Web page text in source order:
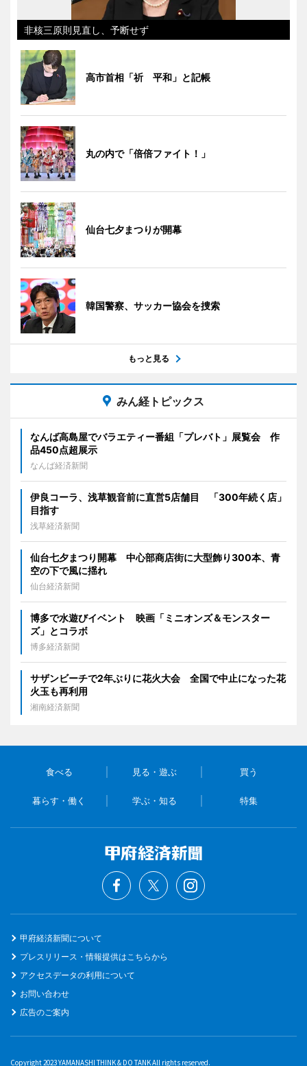
非核三原則見直し、予断せず
高市首相「祈 平和」と記帳
丸の内で「倍倍ファイト！」
仙台七夕まつりが開幕
韓国警察、サッカー協会を捜索
もっと見る
みん経トピックス
なんば高島屋でバラエティー番組「プレバト」展覧会 作
品450点超展示
なんば経済新聞
伊良コーラ、浅草観音前に直営5店舗目 「300年続く店」
目指す
浅草経済新聞
仙台七夕まつり開幕 中心部商店街に大型飾り300本、青
空の下で風に揺れ
仙台経済新聞
博多で水遊びイベント 映画「ミニオンズ＆モンスター
ズ」とコラボ
博多経済新聞
サザンビーチで2年ぶりに花火大会 全国で中止になった花
火玉も再利用
湘南経済新聞
食べる 見る・遊ぶ 買う
暮らす・働く 学ぶ・知る 特集
甲府経済新聞について
プレスリリース・情報提供はこちらから
アクセスデータの利用について
お問い合わせ
広告のご案内
Copyright 2023 YAMANASHI THINK & DO TANK All rights reserved.